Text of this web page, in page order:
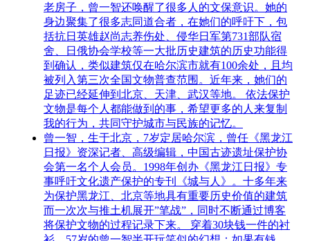
老房子，曾一智还唤醒了很多人的文保意识。她的
身边聚集了很多志同道合者，在她们的呼吁下，包
括抗日英雄赵尚志养伤处、侵华日军第731部队宿
舍、日俄协会学校等一大批历史建筑的历史功能得
到确认，类似建筑仅在哈尔滨市就有100余处，且均
被列入第三次全国文物普查范围。近年来，她们的
足迹已经延伸到北京、天津、武汉等地。 依法保护
文物是每个人都能做到的事，希望更多的人来复制
我的行为，共同守护城市与民族的记忆。
曾一智，生于北京，7岁定居哈尔滨，曾任《黑龙江
日报》资深记者、高级编辑，中国古迹遗址保护协
会第一名个人会员。1998年创办《黑龙江日报》专
事呼吁文化遗产保护的专刊《城与人》。十多年来
为保护黑龙江、北京等地具有重要历史价值的建筑
而一次次与推土机展开”笔战”，同时不断通过博客
将保护文物的过程记录下来。 穿着30块钱一件的衬